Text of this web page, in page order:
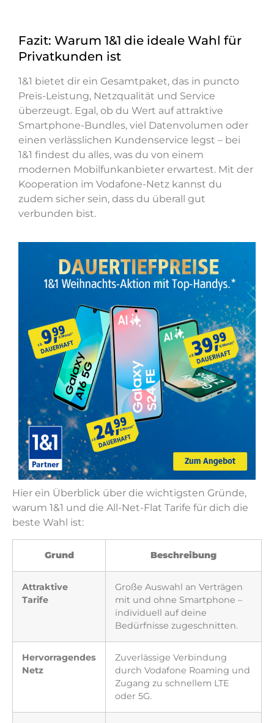
Fazit: Warum 1&1 die ideale Wahl für
Privatkunden ist
1&1 bietet dir ein Gesamtpaket, das in puncto
Preis-Leistung, Netzqualität und Service
überzeugt. Egal, ob du Wert auf attraktive
Smartphone-Bundles, viel Datenvolumen oder
einen verlässlichen Kundenservice legst – bei
1&1 findest du alles, was du von einem
modernen Mobilfunkanbieter erwartest. Mit der
Kooperation im Vodafone-Netz kannst du
zudem sicher sein, dass du überall gut
verbunden bist.
Hier ein Überblick über die wichtigsten Gründe,
warum 1&1 und die All-Net-Flat Tarife für dich die
beste Wahl ist:
Grund Beschreibung
Attraktive
Tarife
Große Auswahl an Verträgen
mit und ohne Smartphone –
individuell auf deine
Bedürfnisse zugeschnitten.
Hervorragendes
Netz
Zuverlässige Verbindung
durch Vodafone Roaming und
Zugang zu schnellem LTE
oder 5G.